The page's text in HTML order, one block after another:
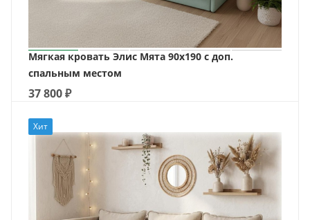
Мягкая кровать Элис Мята 90х190 с доп.
спальным местом
37 800₽
Хит